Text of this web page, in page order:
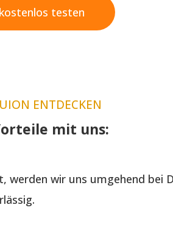
testen
ENTDECKEN
mit uns:
wir uns umgehend bei